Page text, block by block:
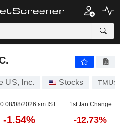
US, Inc. Stocks TMUS
08/08/2026 am IST 1st Jan Change
-1.54% -12.73%